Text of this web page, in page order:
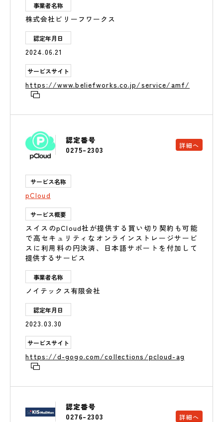
事業者名称
株式会社ビリーフワークス
認定年月日
2024.06.21
サービスサイト
https://www.beliefworks.co.jp/service/amf/
認定番号
0275-2303
サービス名称
pCloud
サービス概要
スイスのpCloud社が提供する買い切り契約も可能
で高セキュリティなオンラインストレージサービ
スに利用料の円決済、日本語サポートを付加して
提供するサービス
事業者名称
ノイテックス有限会社
認定年月日
2023.03.30
サービスサイト
https://d-gogo.com/collections/pcloud-ag
詳細へ
認定番号
0276-2303
詳細へ